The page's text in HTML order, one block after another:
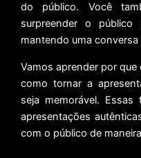
do público. Você
surpreender o público
mantendo uma
Vamos aprender por
como tornar a
seja memorável.
apresentações
com o público de